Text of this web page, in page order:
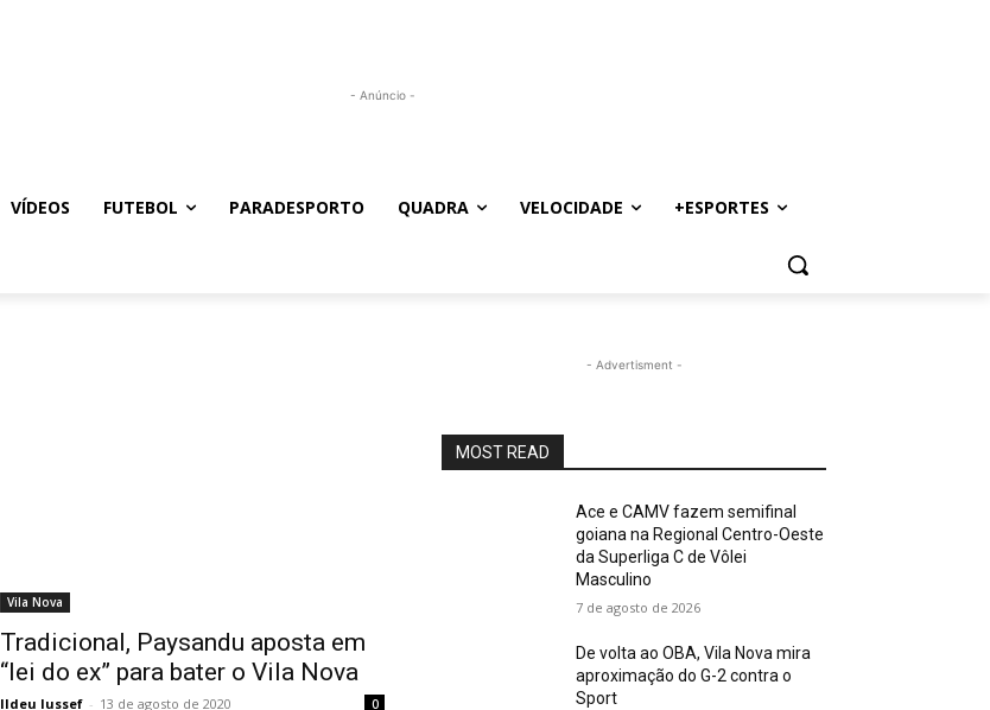
- Anúncio -
VÍDEOS FUTEBOL PARADESPORTO QUADRA VELOCIDADE +ESPORTES
Vila Nova
Tradicional, Paysandu aposta em
“lei do ex” para bater o Vila Nova
Ildeu Iussef - 13 de agosto de 2020 0
- Advertisment -
MOST READ
Ace e CAMV fazem semifinal
goiana na Regional Centro-Oeste
da Superliga C de Vôlei
Masculino
7 de agosto de 2026
De volta ao OBA, Vila Nova mira
aproximação do G-2 contra o
Sport